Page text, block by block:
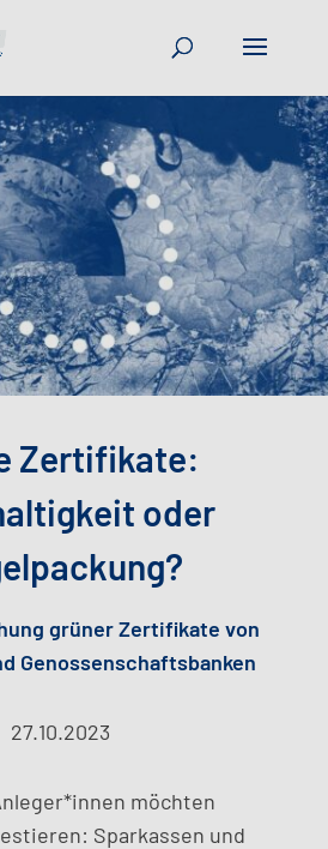
Zertifikate:
oder
grüner Zertifikate von
Genossenschaftsbanken
27.10.2023
möchten
Sparkassen und